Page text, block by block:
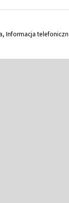
Informacja